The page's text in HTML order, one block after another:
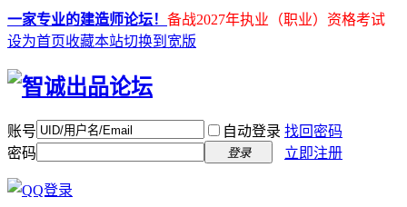
一家专业的建造师论坛！ 备战2027年执业（职业）资格考试
设为首页收藏本站切换到宽版
账号 自动登录 找回密码
密码
登录 立即注册